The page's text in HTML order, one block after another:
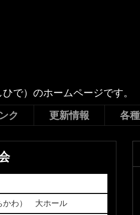
）のホームページです。
ク 更新情報 各
かわ） 大ホール